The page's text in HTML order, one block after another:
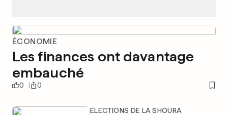
ÉCONOMIE
Les finances ont davantage
embauché
0 0
ÉLECTIONS DE LA SHOURA